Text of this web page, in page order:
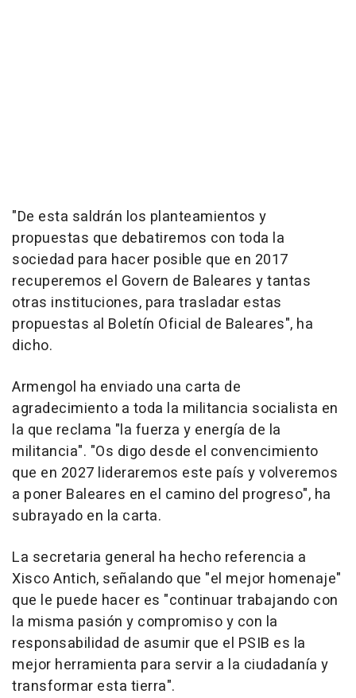
"De esta saldrán los planteamientos y
propuestas que debatiremos con toda la
sociedad para hacer posible que en 2017
recuperemos el Govern de Baleares y tantas
otras instituciones, para trasladar estas
propuestas al Boletín Oficial de Baleares", ha
dicho.
Armengol ha enviado una carta de
agradecimiento a toda la militancia socialista en
la que reclama "la fuerza y energía de la
militancia". "Os digo desde el convencimiento
que en 2027 lideraremos este país y volveremos
a poner Baleares en el camino del progreso", ha
subrayado en la carta.
La secretaria general ha hecho referencia a
Xisco Antich, señalando que "el mejor homenaje"
que le puede hacer es "continuar trabajando con
la misma pasión y compromiso y con la
responsabilidad de asumir que el PSIB es la
mejor herramienta para servir a la ciudadanía y
transformar esta tierra".